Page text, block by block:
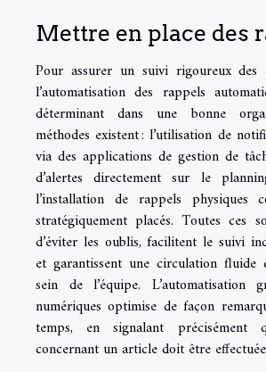
Mettre en place des
Pour assurer un suivi rigoureux des
l’automatisation des rappels
déterminant dans une bonne
méthodes existent : l’utilisation de
via des applications de gestion de
d’alertes directement sur le
l’installation de rappels physiques
stratégiquement placés. Toutes ces
d’éviter les oublis, facilitent le suivi
et garantissent une circulation fluide
sein de l’équipe.
numériques optimise de façon
temps, en signalant précisément
concernant un article doit être